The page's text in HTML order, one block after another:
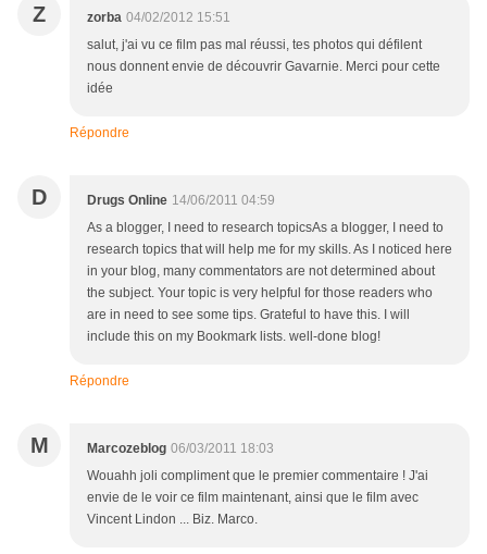
Z zorba 04/02/2012 15:51
salut, j'ai vu ce film pas mal réussi, tes photos qui défilent
nous donnent envie de découvrir Gavarnie. Merci pour cette
idée
Répondre
D Drugs Online 14/06/2011 04:59
As a blogger, I need to research topicsAs a blogger, I need to
research topics that will help me for my skills. As I noticed here
in your blog, many commentators are not determined about
the subject. Your topic is very helpful for those readers who
are in need to see some tips. Grateful to have this. I will
include this on my Bookmark lists. well-done blog!
Répondre
M Marcozeblog 06/03/2011 18:03
Wouahh joli compliment que le premier commentaire ! J'ai
envie de le voir ce film maintenant, ainsi que le film avec
Vincent Lindon ... Biz. Marco.